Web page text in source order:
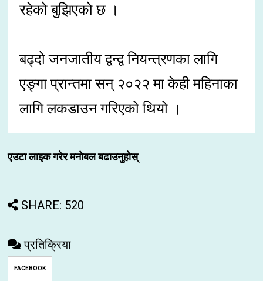
रहेको बुझिएको छ ।
बढ्दो जनजातीय द्वन्द्व नियन्त्रणका लागि
एङ्गा प्रान्तमा सन् २०२२ मा केही महिनाका
लागि लकडाउन गरिएको थियो ।
एउटा लाइक गरेर मनोबल बढाउनुहोस्
SHARE: 520
प्रतिक्रिया
FACEBOOK